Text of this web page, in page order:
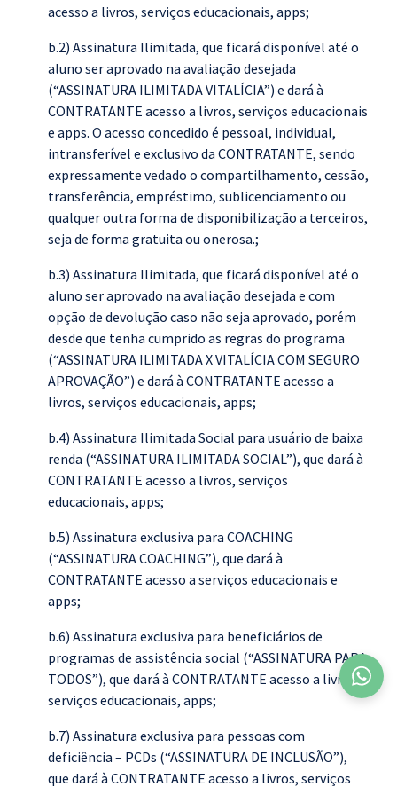
acesso a livros, serviços educacionais, apps;
b.2) Assinatura Ilimitada, que ficará disponível até o
aluno ser aprovado na avaliação desejada
(“ASSINATURA ILIMITADA VITALÍCIA”) e dará à
CONTRATANTE acesso a livros, serviços educacionais
e apps. O acesso concedido é pessoal, individual,
intransferível e exclusivo da CONTRATANTE, sendo
expressamente vedado o compartilhamento, cessão,
transferência, empréstimo, sublicenciamento ou
qualquer outra forma de disponibilização a terceiros,
seja de forma gratuita ou onerosa.;
b.3) Assinatura Ilimitada, que ficará disponível até o
aluno ser aprovado na avaliação desejada e com
opção de devolução caso não seja aprovado, porém
desde que tenha cumprido as regras do programa
(“ASSINATURA ILIMITADA X VITALÍCIA COM SEGURO
APROVAÇÃO”) e dará à CONTRATANTE acesso a
livros, serviços educacionais, apps;
b.4) Assinatura Ilimitada Social para usuário de baixa
renda (“ASSINATURA ILIMITADA SOCIAL”), que dará à
CONTRATANTE acesso a livros, serviços
educacionais, apps;
b.5) Assinatura exclusiva para COACHING
(“ASSINATURA COACHING”), que dará à
CONTRATANTE acesso a serviços educacionais e
apps;
b.6) Assinatura exclusiva para beneficiários de
programas de assistência social (“ASSINATURA PARA
TODOS”), que dará à CONTRATANTE acesso a livros,
serviços educacionais, apps;
b.7) Assinatura exclusiva para pessoas com
deficiência – PCDs (“ASSINATURA DE INCLUSÃO”),
que dará à CONTRATANTE acesso a livros, serviços